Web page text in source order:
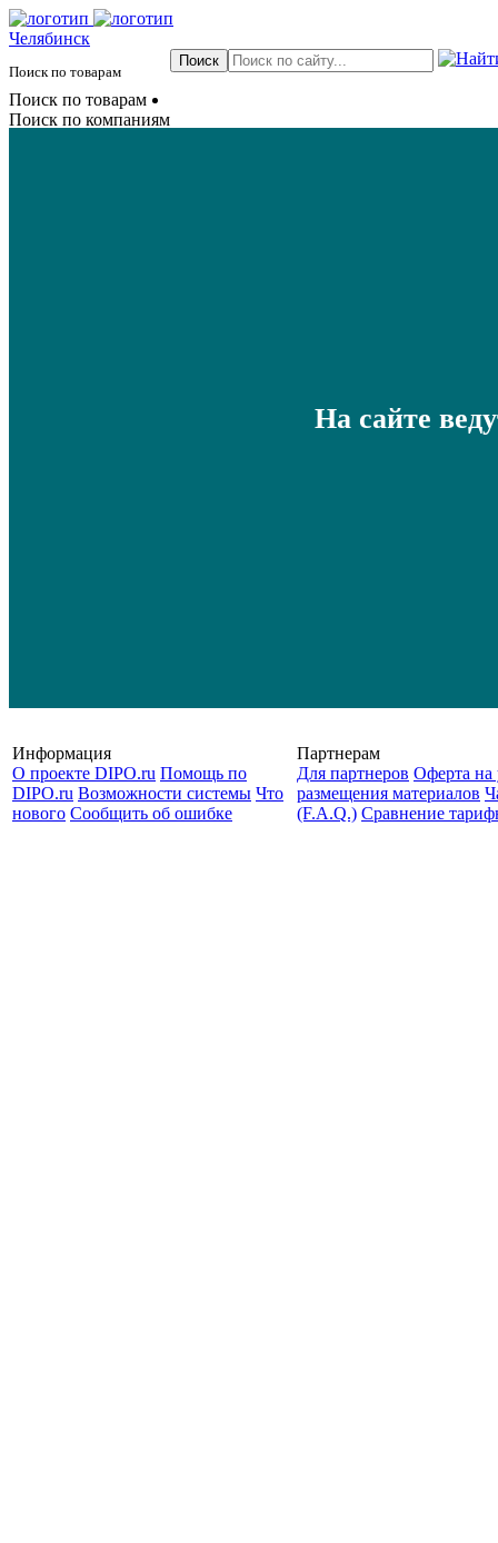
Челябинск
Поиск по товарам
Поиск по товарам
Поиск по компаниям
На сайте
Информация
О проекте DIPO.ru Помощь по
DIPO.ru Возможности системы Что
нового Сообщить об ошибке
Партнерам
Для партнеров Оферта на
размещения материалов
(F.A.Q.) Cравнение